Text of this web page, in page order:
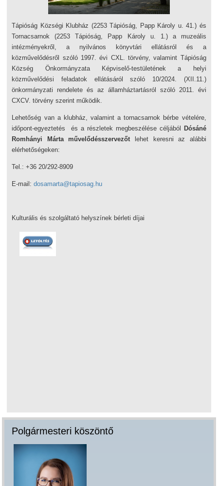
Tápióság Községi Klubház (2253 Tápióság, Papp Károly u. 41.) és
Tornacsarnok (2253 Tápióság, Papp Károly u. 1.) a muzeális
intézményekről, a nyilvános könyvtári ellátásról és a
közművelődésről szóló 1997. évi CXL. törvény, valamint Tápióság
Község Önkormányzata Képviselő-testületének a helyi
közművelődési feladatok ellátásáról szóló 10/2024. (XII.11.)
önkormányzati rendelete és az államháztartásról szóló 2011. évi
CXCV. törvény szerint működik.
Lehetőség van a klubház, valamint a tornacsarnok bérbe vételére,
időpont-egyeztetés és a részletek megbeszélése céljából
Dósáné
Romhányi Márta művelődésszervezőt lehet keresni az alábbi
elérhetőségeken:
Tel.: +36 20/292-8909
E-mail:dosamarta@tapiosag.hu
Kulturális és szolgáltató helyszínek bérleti díjai
Polgármesteri köszöntő